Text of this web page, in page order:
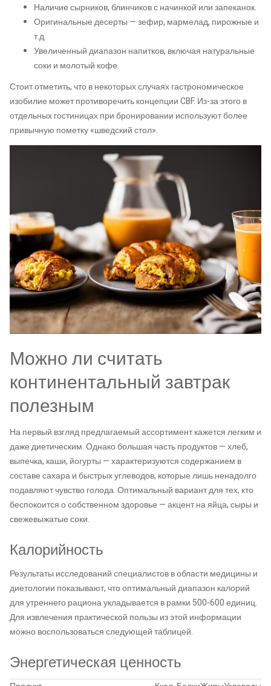
Наличие сырников, блинчиков с начинкой или запеканок.
Оригинальные десерты — зефир, мармелад, пирожные и
т.д.
Увеличенный диапазон напитков, включая натуральные
соки и молотый кофе.
Стоит отметить, что в некоторых случаях гастрономическое
изобилие может противоречить концепции CBF. Из-за этого в
отдельных гостиницах при бронировании используют более
привычную пометку «шведский стол».
Можно ли считать
континентальный завтрак
полезным
На первый взгляд предлагаемый ассортимент кажется легким и
даже диетическим. Однако большая часть продуктов — хлеб,
выпечка, каши, йогурты — характеризуются содержанием в
составе сахара и быстрых углеводов, которые лишь ненадолго
подавляют чувство голода. Оптимальный вариант для тех, кто
беспокоится о собственном здоровье — акцент на яйца, сыры и
свежевыжатые соки.
Калорийность
Результаты исследований специалистов в области медицины и
диетологии показывают, что оптимальный диапазон калорий
для утреннего рациона укладывается в рамки 500-600 единиц.
Для извлечения практической пользы из этой информации
можно воспользоваться следующей таблицей.
Энергетическая ценность